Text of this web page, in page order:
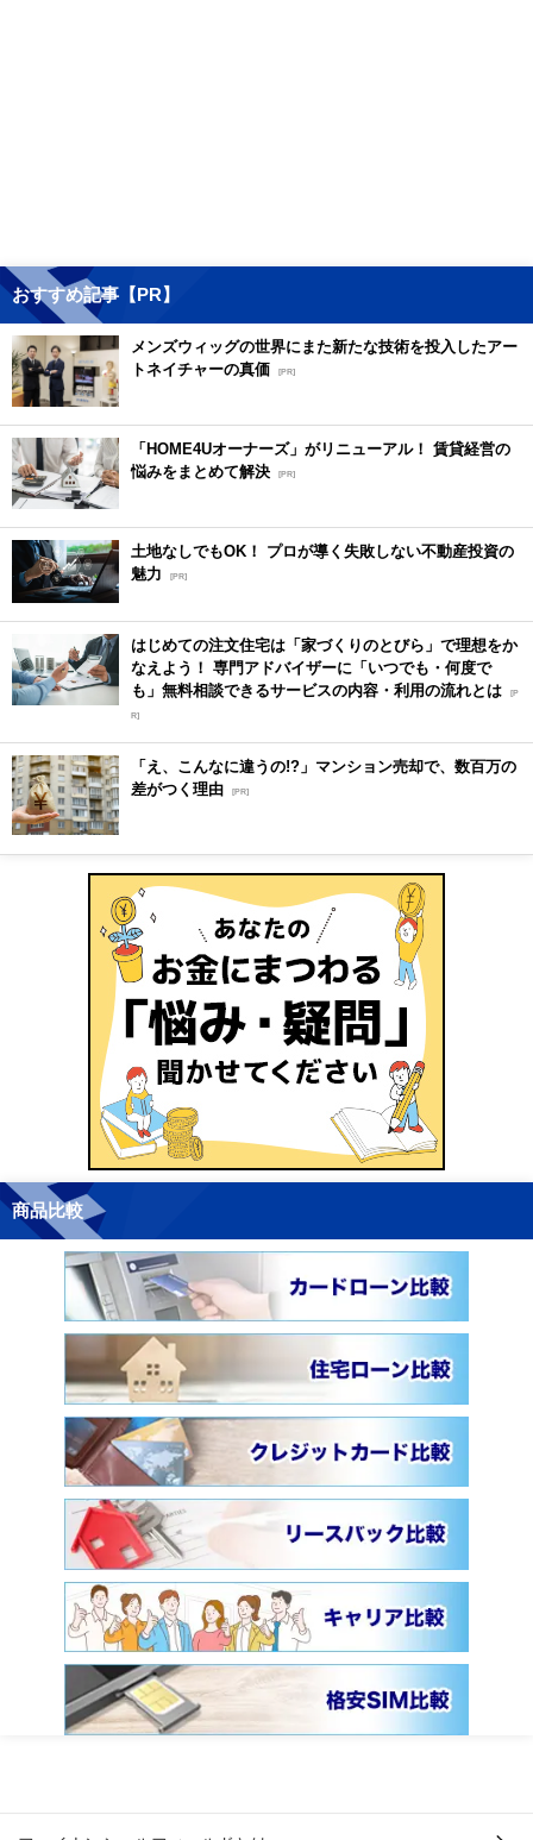
おすすめ記事【PR】
メンズウィッグの世界にまた新たな技術を投入したアー
トネイチャーの真価 [PR]
「HOME4Uオーナーズ」がリニューアル！ 賃貸経営の
悩みをまとめて解決 [PR]
土地なしでもOK！ プロが導く失敗しない不動産投資の
魅力
[PR]
はじめての注文住宅は「家づくりのとびら」で理想をか
なえよう！ 専門アドバイザーに「いつでも・何度で
も」無料相談できるサービスの内容・利用の流れとは [P
R]
「え、こんなに違うの!?」マンション売却で、数百万の
差がつく理由 [PR]
商品比較